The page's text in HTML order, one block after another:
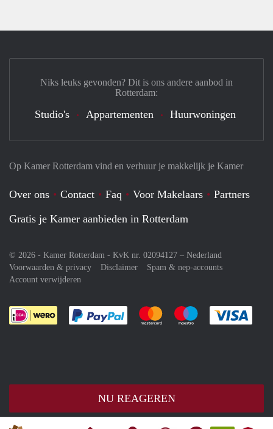
NU REAGEREN
Op Kamer Rotterdam vind en verhuur je makkelijk je Kamer
Over ons Contact Faq Voor Makelaars
Partners
Gratis je Kamer aanbieden in Rotterdam
© 2026 - Kamer Rotterdam - KvK nr. 02094127 – Nederland
Voorwaarden & privacy
Disclaimer
Spam & nep-accounts
Account verwijderen
Je rekent gemakkelijk af met Paypal
Je rekent gemakkelijk af met
Je rekent
Niks leuks gevonden? Dit is ons andere aanbod in
Rotterdam:
Studio's Appartementen Huurwoningen